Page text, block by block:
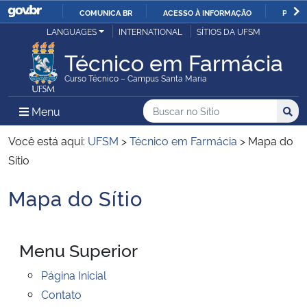
IR
O
COMUNICA BR ACESSO À INFORMAÇÃO
Ministério da Justiça e Segurança Pública
Ministério da Defesa
Ministério das Relações Exteriores
Ministério da Infraestrutura
Ministério da Agricultura, Pecuária e Abastecimento
Ministério da Educação
LANGUAGES INTERNATIONAL SÍTIOS DA UFSM
Técnico em Farmácia
Curso Técnico – Campus Santa Maria
Menu Menu Principal do Sítio
Busca
Buscar no no Sítio
Busca:
Você está aqui: UFSM >Técnico em Farmácia > Mapa do
Sítio
Início do conteúdo
Mapa do Sítio
Menu Superior
Página Inicial
Contato